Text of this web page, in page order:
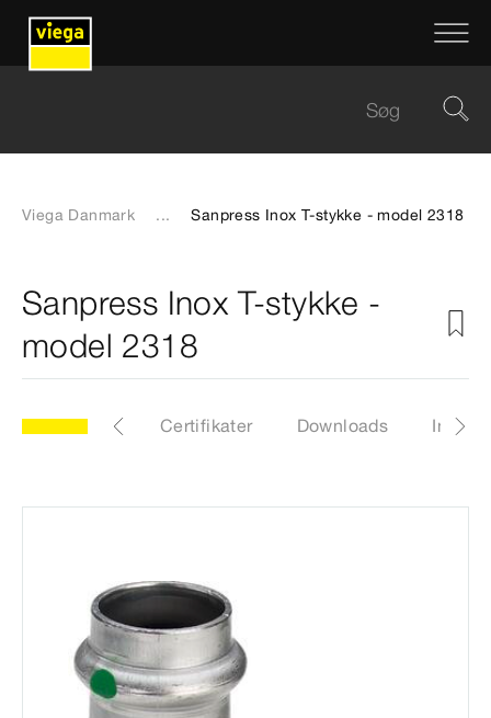
Viega Danmark ... Sanpress Inox T-stykke - model 2318
Sanpress Inox T-stykke -
model 2318
Z-mål Certifikater Downloads